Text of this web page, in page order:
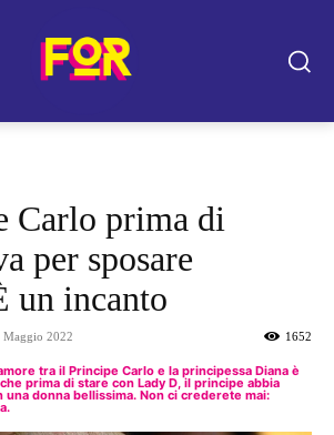
Carlo prima di
per sposare
un incanto
Maggio 2022 1652
tra il Principe Carlo e la principessa Diana è
prima di stare con Lady D, il principe abbia
una donna bellissima. Non ci crederete mai: